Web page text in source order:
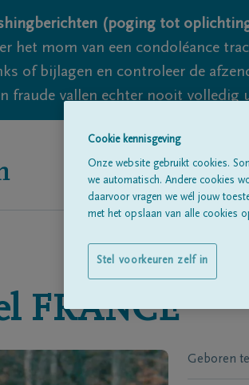
(poging tot
het mom van een condoléance
of bijlagen en controleer de
fraude vallen echter nooit volledig
FRANCE
Geboren te
Cookie kennisgeving
Onze website gebruikt cookies.
we automatisch. Andere cookies
daarvoor vragen we wél jouw
met het opslaan van alle cookies
Stel voorkeuren zelf in